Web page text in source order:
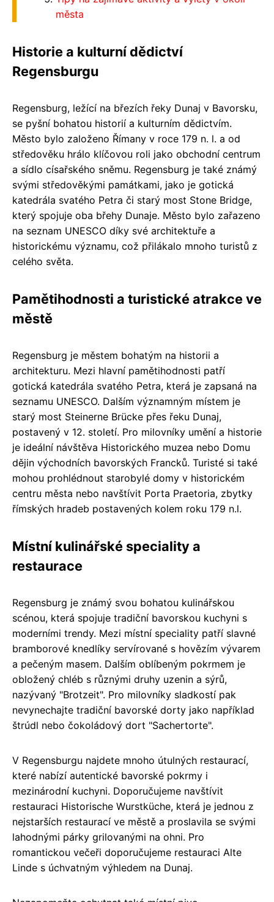
města
Historie a kulturní dědictví
Regensburgu
Regensburg, ležící na březích řeky Dunaj v Bavorsku,
se pyšní bohatou historií a kulturním dědictvím.
Město bylo založeno Římany v roce 179 n. l. a od
středověku hrálo klíčovou roli jako obchodní centrum
a sídlo císařského sněmu. Regensburg je také známý
svými středověkými památkami, jako je gotická
katedrála svatého Petra či starý most Stone Bridge,
který spojuje oba břehy Dunaje. Město bylo zařazeno
na seznam UNESCO díky své architektuře a
historickému významu, což přilákalo mnoho turistů z
celého světa.
Pamětihodnosti a turistické atrakce ve
městě
Regensburg je městem bohatým na historii a
architekturu. Mezi hlavní pamětihodnosti patří
gotická katedrála svatého Petra, která je zapsaná na
seznamu UNESCO. Dalším významným místem je
starý most Steinerne Brücke přes řeku Dunaj,
postavený v 12. století. Pro milovníky umění a historie
je ideální návštěva Historického muzea nebo Domu
dějin východních bavorských Francků. Turisté si také
mohou prohlédnout starobylé domy v historickém
centru města nebo navštívit Porta Praetoria, zbytky
římských hradeb postavených kolem roku 179 n.l.
Místní kulinářské speciality a
restaurace
Regensburg je známý svou bohatou kulinářskou
scénou, která spojuje tradiční bavorskou kuchyni s
moderními trendy. Mezi místní speciality patří slavné
bramborové knedlíky servírované s hovězím vývarem
a pečeným masem. Dalším oblíbeným pokrmem je
obložený chléb s různými druhy uzenin a sýrů,
nazývaný "Brotzeit". Pro milovníky sladkostí pak
nevynechajte tradiční bavorské dorty jako například
štrúdl nebo čokoládový dort "Sachertorte".
V Regensburgu najdete mnoho útulných restaurací,
které nabízí autentické bavorské pokrmy i
mezinárodní kuchyni. Doporučujeme navštívit
restauraci Historische Wurstküche, která je jednou z
nejstarších restaurací ve městě a proslavila se svými
lahodnými párky grilovanými na ohni. Pro
romantickou večeři doporučujeme restauraci Alte
Linde s úchvatným výhledem na Dunaj.